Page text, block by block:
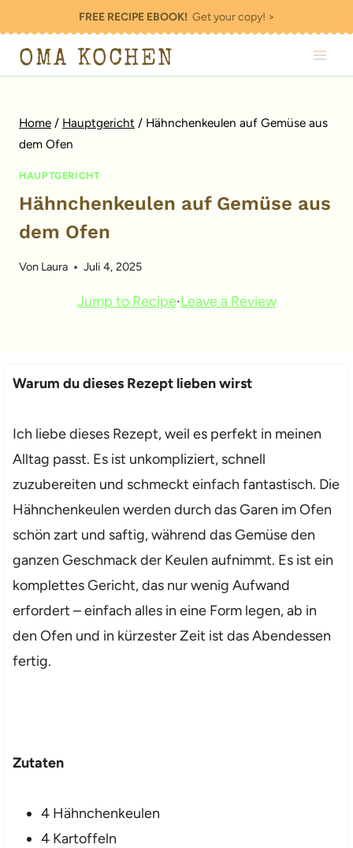
Inhalt
springen
FREE RECIPE EBOOK!Get your copy! >
OMA KOCHEN
Home / Hauptgericht / Hähnchenkeulen auf Gemüse aus
dem Ofen
HAUPTGERICHT
Hähnchenkeulen auf Gemüse aus
dem Ofen
Von Laura Juli 4, 2025
Jump to Recipe·Leave a Review
Warum du dieses Rezept lieben wirst
Ich liebe dieses Rezept, weil es perfekt in meinen
Alltag passt. Es ist unkompliziert, schnell
zuzubereiten und schmeckt einfach fantastisch. Die
Hähnchenkeulen werden durch das Garen im Ofen
schön zart und saftig, während das Gemüse den
ganzen Geschmack der Keulen aufnimmt. Es ist ein
komplettes Gericht, das nur wenig Aufwand
erfordert – einfach alles in eine Form legen, ab in
den Ofen und in kürzester Zeit ist das Abendessen
fertig.
Zutaten
4 Hähnchenkeulen
4 Kartoffeln